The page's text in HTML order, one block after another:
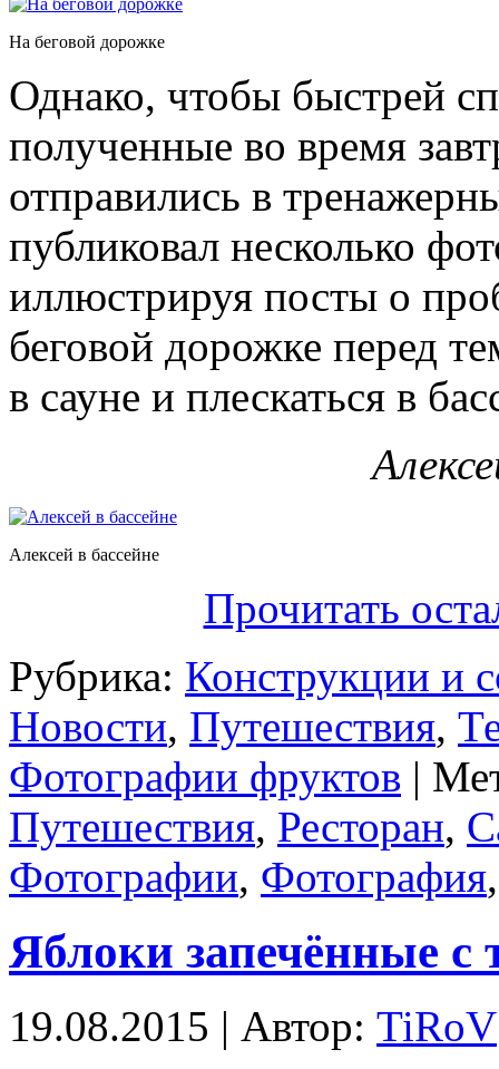
На беговой дорожке
Однако, чтобы быстрей
полученные во время
отправились в
публиковал несколько
иллюстрируя посты о
беговой дорожке перед
в сауне и плескаться в
Алексей в бассейне
Прочитать
Рубрика: Конструкции и
Новости, Путешествия,
Фотографии фруктов |
Путешествия, Ресторан,
Фотографии, Фотография
Яблоки запечённые с
19.08.2015 | Автор: TiRoV